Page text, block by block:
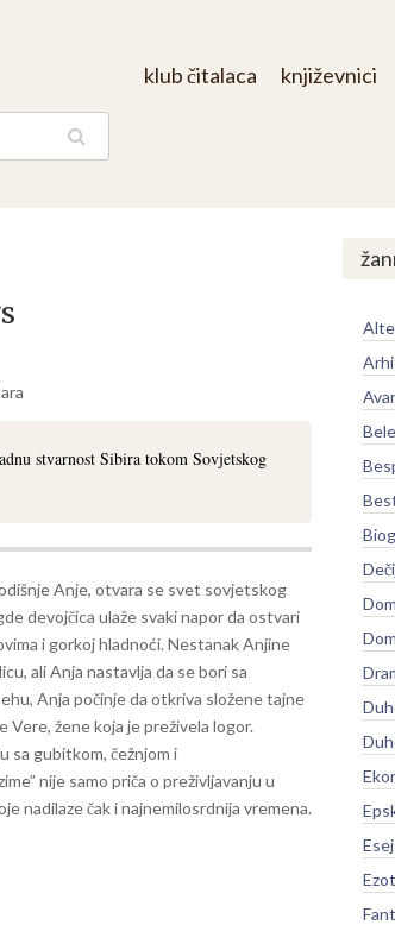
klub čitalaca književnici
stvarnost Sibira tokom Sovjetskog
Anje, otvara se svet sovjetskog
devojčica ulaže svaki napor da ostvari
i gorkoj hladnoći. Nestanak Anjine
ali Anja nastavlja da se bori sa
Anja počinje da otkriva složene tajne
Vere, žene koja je preživela logor.
sa gubitkom, čežnjom i
nije samo priča o preživljavanju u
nadilaze čak i najnemilosrdnija vremena.
Esej